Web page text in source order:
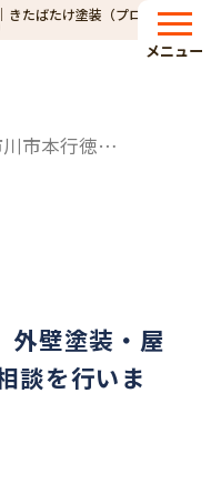
きたばたけ塗装（プロタイム
メニュー
市川市本行徳 N様邸 外壁塗装・屋根塗装に関する見積り相談を行います！
壁塗装・屋
談を行いま